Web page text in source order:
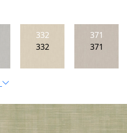
332
332
371
371